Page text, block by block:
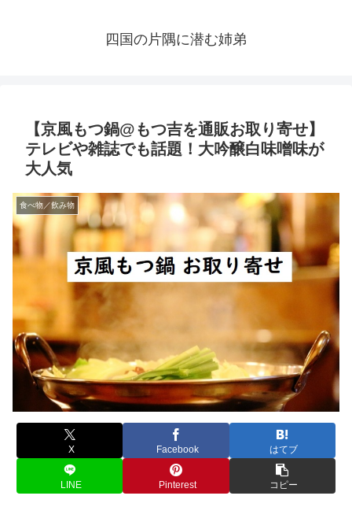
四国の片隅に潜む姉弟
【京風もつ鍋@もつ吉を通販お取り寄せ】
テレビや雑誌でも話題！大吟醸白味噌味が
大人気
食べ物／飲み物
X Facebook はてブ
LINE Pinterest コピー